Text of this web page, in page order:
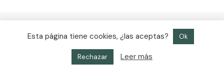
Esta página tiene cookies, ¿las aceptas? Ok
Rechazar Leer más